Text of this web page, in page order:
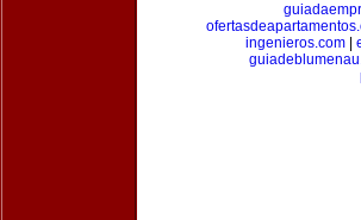
ingenieros.com|